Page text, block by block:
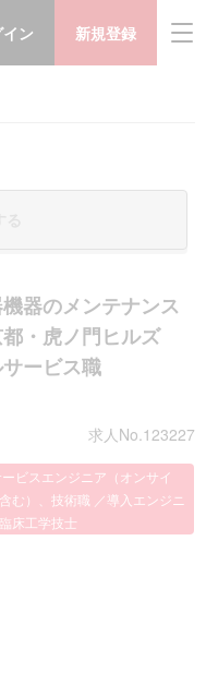
ン 新規登録
器のメンテナンス
・虎ノ門ヒルズ
ービス職
求人No.123227
ビスエンジニア（オンサイ
む）、技術職 ／導入エンジニ
床工学技士